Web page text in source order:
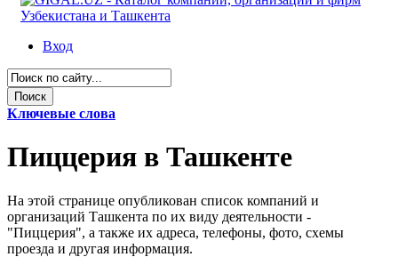
Вход
Ключевые слова
Пиццерия в Ташкенте
На этой странице опубликован список компаний и
организаций Ташкента по их виду деятельности -
"Пиццерия", а также их адреса, телефоны, фото, схемы
проезда и другая информация.